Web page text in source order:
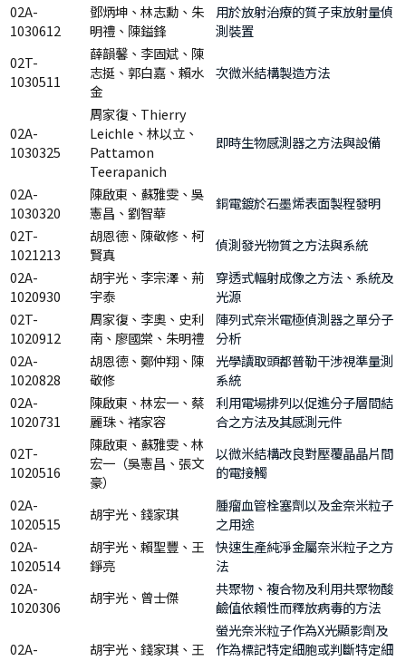
02A-
1030612
鄧炳坤、林志勳、朱
明禮、陳鎰鋒
用於放射治療的質子束放射量偵
測裝置
02T-
1030511
薛韻馨、李固斌、陳
志挺、郭白嘉、賴水
金
次微米結構製造方法
02A-
1030325
周家復、Thierry
Leichle、林以立、
Pattamon
Teerapanich
即時生物感測器之方法與設備
02A-
1030320
陳啟東、蘇雅雯、吳
憲昌、劉智華
銅電鍍於石墨烯表面製程發明
02T-
1021213
胡恩德、陳敬修、柯
賢真
偵測發光物質之方法與系統
02A-
1020930
胡宇光、李宗澤、荊
宇泰
穿透式輻射成像之方法、系統及
光源
02T-
1020912
周家復、李奧、史利
南、廖國棠、朱明禮
陣列式奈米電極偵測器之單分子
分析
02A-
1020828
胡恩德、鄭仲翔、陳
敬修
光學讀取頭都普勒干涉視準量測
系統
02A-
1020731
陳啟東、林宏一、蔡
麗珠、褚家容
利用電場排列以促進分子層間結
合之方法及其感測元件
02T-
1020516
陳啟東、蘇雅雯、林
宏一（吳憲昌、張文
豪）
以微米結構改良對壓覆晶晶片間
的電接觸
02A-
1020515
胡宇光、錢家琪
腫瘤血管栓塞劑以及金奈米粒子
之用途
02A-
1020514
胡宇光、賴聖豐、王
錚亮
快速生產純淨金屬奈米粒子之方
法
02A-
1020306
胡宇光、曾士傑
共聚物、複合物及利用共聚物酸
鹼值依賴性而釋放病毒的方法
02A-
胡宇光、錢家琪、王
螢光奈米粒子作為X光顯影劑及
作為標記特定細胞或判斷特定細